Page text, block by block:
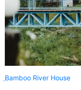
ฺBamboo River House